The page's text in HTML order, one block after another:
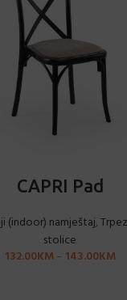
CAPRI Pad
(indoor) namještaj,
stolice
132.00KM– 143.00KM